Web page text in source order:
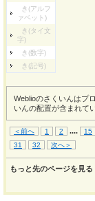
き(アルフ
ァベット)
き(タイ文
字)
き(数字)
き(記号)
Weblioのさくいんはプ
いんの配置が含まれて
＜前へ 1 2 .... 15
31 32 次へ＞
もっと先のページを見る